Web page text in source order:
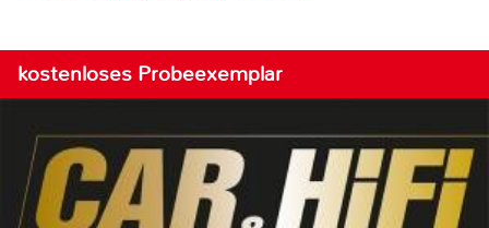
kostenloses Probeexemplar